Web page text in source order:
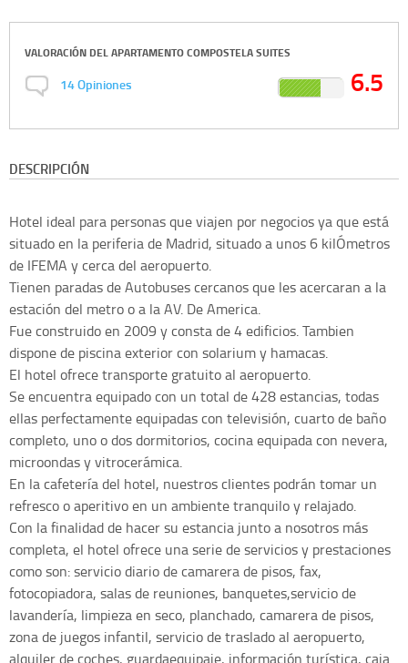
VALORACIÓN DELAPARTAMENTO COMPOSTELA SUITES
14Opiniones 6.5
DESCRIPCIÓN
Hotel ideal para personas que viajen por negocios ya que está
situado en la periferia de Madrid, situado a unos 6 kilÓmetros
de IFEMA y cerca del aeropuerto.
Tienen paradas de Autobuses cercanos que les acercaran a la
estación del metro o a la AV. De America.
Fue construido en 2009 y consta de 4 edificios. Tambien
dispone de piscina exterior con solarium y hamacas.
El hotel ofrece transporte gratuito al aeropuerto.
Se encuentra equipado con un total de 428 estancias, todas
ellas perfectamente equipadas con televisión, cuarto de baño
completo, uno o dos dormitorios, cocina equipada con nevera,
microondas y vitrocerámica.
En la cafetería del hotel, nuestros clientes podrán tomar un
refresco o aperitivo en un ambiente tranquilo y relajado.
Con la finalidad de hacer su estancia junto a nosotros más
completa, el hotel ofrece una serie de servicios y prestaciones
como son: servicio diario de camarera de pisos, fax,
fotocopiadora, salas de reuniones, banquetes,servicio de
lavandería, limpieza en seco, planchado, camarera de pisos,
zona de juegos infantil, servicio de traslado al aeropuerto,
alquiler de coches, guardaequipaje, información turística, caja